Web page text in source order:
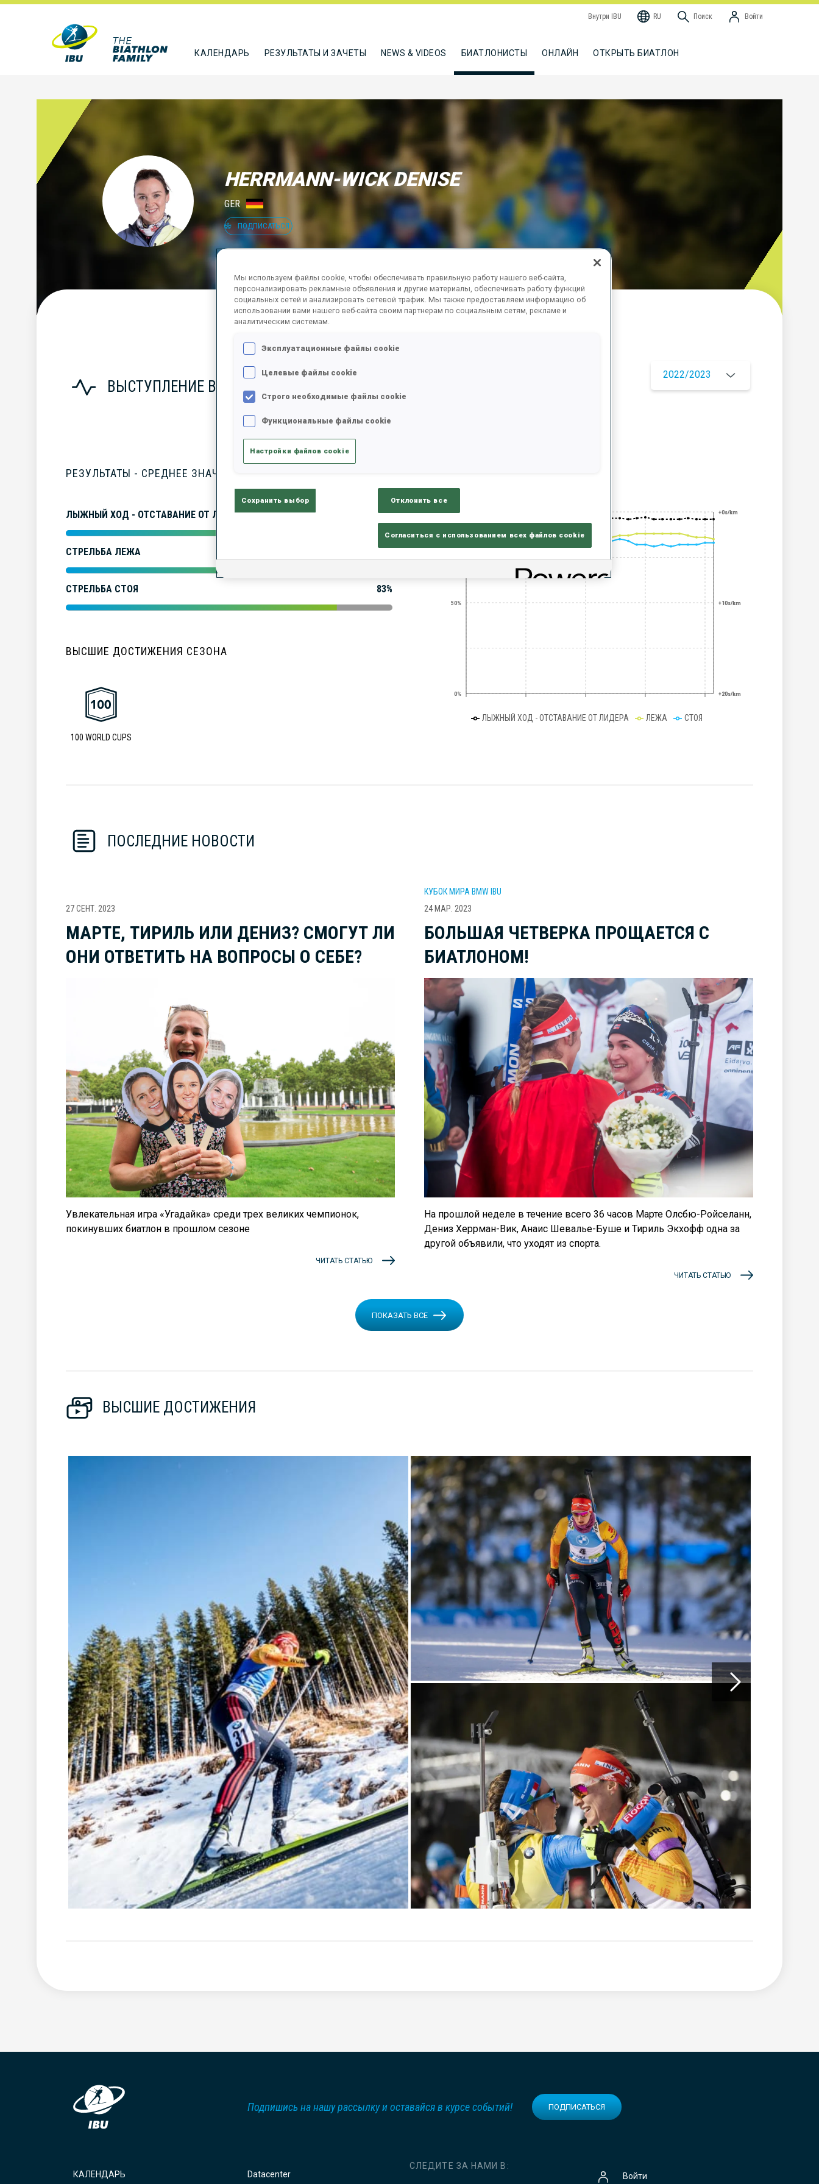
Внутри IBU RU Поиск Войти
КАЛЕНДАРЬ РЕЗУЛЬТАТЫ И ЗАЧЕТЫ NEWS & VIDEOS БИАТЛОНИСТЫ ОНЛАЙН ОТКРЫТЬ БИАТЛОН
HERRMANN-WICK DENISE
GER
ПОДПИСАТЬСЯ
Статистика
ВЫСТУПЛЕНИЕ В СЕЗОНЕ
2022/2023
РЕЗУЛЬТАТЫ - СРЕДНЕЕ ЗНАЧЕНИЕ
ЛЫЖНЫЙ ХОД - ОТСТАВАНИЕ ОТ ЛИДЕРА +0.8 s/km
СТРЕЛЬБА ЛЕЖА 85%
СТРЕЛЬБА СТОЯ 83%
ВЫСШИЕ ДОСТИЖЕНИЯ СЕЗОНА
100 WORLD CUPS
0%
50%
100% +0s/km
+10s/km
+20s/km
ЛЫЖНЫЙ ХОД - ОТСТАВАНИЕ ОТ ЛИДЕРА ЛЕЖА СТОЯ
ПОСЛЕДНИЕ НОВОСТИ
27 СЕНТ. 2023
МАРТЕ, ТИРИЛЬ ИЛИ ДЕНИЗ? СМОГУТ ЛИ
ОНИ ОТВЕТИТЬ НА ВОПРОСЫ О СЕБЕ?
Увлекательная игра «Угадайка» среди трех великих чемпионок,
покинувших биатлон в прошлом сезоне
ЧИТАТЬ СТАТЬЮ
КУБОК МИРА BMW IBU
24 МАР. 2023
БОЛЬШАЯ ЧЕТВЕРКА ПРОЩАЕТСЯ С
БИАТЛОНОМ!
На прошлой неделе в течение всего 36 часов Марте Олсбю-Ройселанн,
Дениз Херрман-Вик, Анаис Шевалье-Буше и Тириль Экхофф одна за
другой объявили, что уходят из спорта.
ЧИТАТЬ СТАТЬЮ
ПОКАЗАТЬ ВСЕ
ВЫСШИЕ ДОСТИЖЕНИЯ
Подпишись на нашу рассылку и оставайся в курсе событий! ПОДПИСАТЬСЯ
КАЛЕНДАРЬ Datacenter
СЛЕДИТЕ ЗА НАМИ В:
Войти
Мы используем файлы cookie, чтобы обеспечивать правильную работу нашего веб-сайта,
персонализировать рекламные объявления и другие материалы, обеспечивать работу функций
социальных сетей и анализировать сетевой трафик. Мы также предоставляем информацию об
использовании вами нашего веб-сайта своим партнерам по социальным сетям, рекламе и
аналитическим системам.
Эксплуатационные файлы cookie
Целевые файлы cookie
Строго необходимые файлы cookie
Функциональные файлы cookie
Настройки файлов cookie
Сохранить выбор Отклонить все
Согласиться с использованием всех файлов cookie